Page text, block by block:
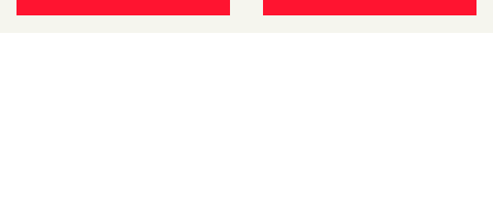
Funilaria e Pintura